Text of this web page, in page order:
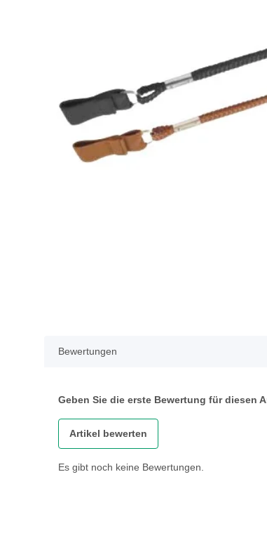
Bewertungen
Geben Sie die erste Bewertung für diesen
Artikel bewerten
Es gibt noch keine Bewertungen.